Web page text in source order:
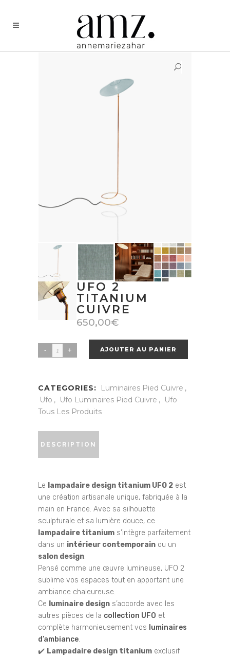
UFO 2
TITANIUM
CUIVRE
650,00€
UFO
Cuivre
quantity
AJOUTER AU PANIER
CATEGORIES: Luminaires Pied Cuivre ,
Ufo , Ufo Luminaires Pied Cuivre , Ufo
Tous Les Produits
DESCRIPTION
Le lampadaire design titanium UFO 2 est
une création artisanale unique, fabriquée à la
main en France. Avec sa silhouette
sculpturale et sa lumière douce, ce
lampadaire titanium s’intègre parfaitement
dans un intérieur contemporain ou un
salon design.
Pensé comme une œuvre lumineuse, UFO 2
sublime vos espaces tout en apportant une
ambiance chaleureuse.
Ce luminaire design s’accorde avec les
autres pièces de la collection UFO et
complète harmonieusement vos luminaires
d’ambiance.
✔️ Lampadaire design titanium exclusif